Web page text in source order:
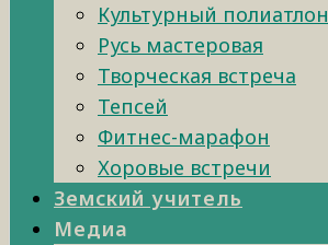
Культурный полиатлон
Русь мастеровая
Творческая встреча
Тепсей
Фитнес-марафон
Хоровые встречи
Земский учитель
Медиа